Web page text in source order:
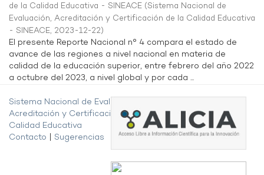
de la Calidad Educativa - SINEACE (Sistema Nacional de
Evaluación, Acreditación y Certificación de la Calidad Educativa
- SINEACE, 2023-12-22)
El presente Reporte Nacional n° 4 compara el estado de
avance de las regiones a nivel nacional en materia de
calidad de la educación superior, entre febrero del año 2022
a octubre del 2023, a nivel global y por cada ...
Sistema Nacional de Evaluación,
Acreditación y Certificación de la
Calidad Educativa
Contacto
Sugerencias